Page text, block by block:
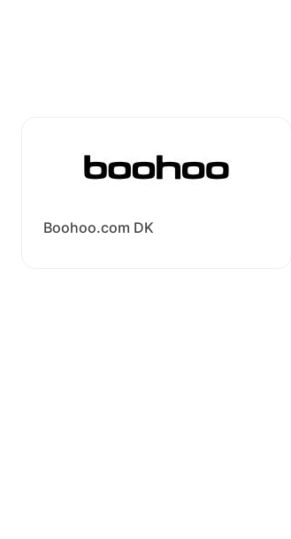
Boohoo.com DK